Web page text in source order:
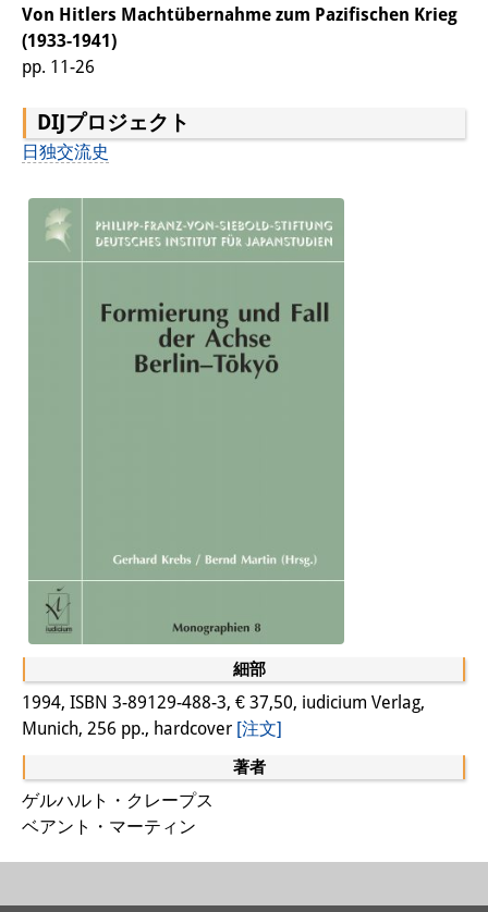
開館時間：月曜日～金曜日 午前10
時～午後4時
復活祭、クリスマス、年末年始
OPAC
三か国語対照人口学用語集
日本の大学所蔵特殊コレクション
客員研究員プログラム
研修生
リンク
アクセス
道案内
メディア向け連絡先
細部
1994, ISBN 3-89129-488-3, € 37,50, iudicium Verlag,
Munich, 256 pp., hardcover [注文]
著者
ゲルハルト・クレープス
ベアント・マーティン
Von Hitlers Machtübernahme zum Pazifischen Krieg
(1933-1941)
pp. 11-26
DIJプロジェクト
日独交流史